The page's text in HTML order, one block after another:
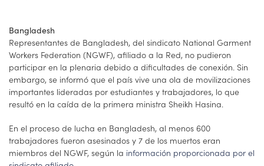
Bangladesh
Representantes de Bangladesh, del sindicato National Garment
Workers Federation (NGWF), afiliado a la Red, no pudieron
participar en la plenaria debido a dificultades de conexión. Sin
embargo, se informó que el país vive una ola de movilizaciones
importantes lideradas por estudiantes y trabajadores, lo que
resultó en la caída de la primera ministra Sheikh Hasina.
En el proceso de lucha en Bangladesh, al menos 600
trabajadores fueron asesinados y 7 de los muertos eran
miembros del NGWF, según la información proporcionada por el